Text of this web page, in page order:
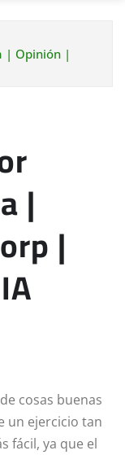
| Opinión |
|
|
cosas buenas
un ejercicio tan
fácil, ya que el